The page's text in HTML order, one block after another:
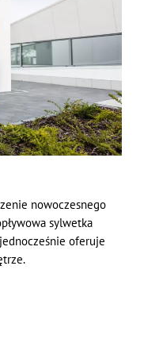
nowoczesnego
sylwetka
oferuje